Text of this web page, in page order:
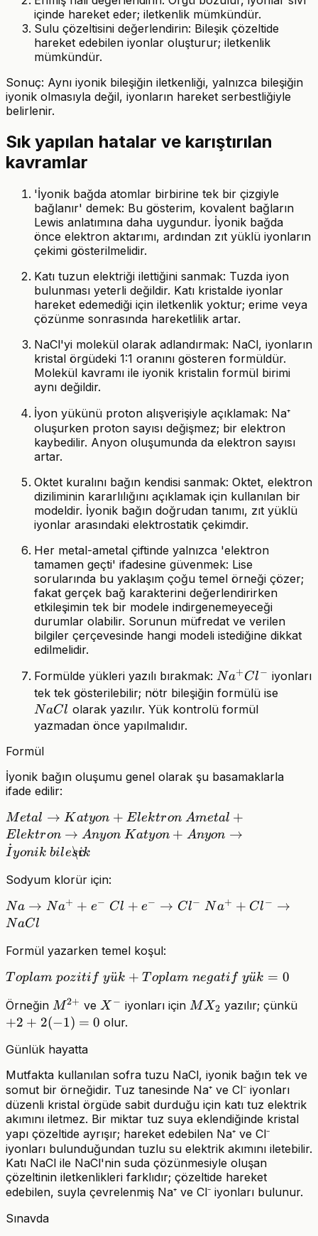
içinde hareket eder; iletkenlik mümkündür.
Sulu çözeltisini değerlendirin: Bileşik çözeltide
hareket edebilen iyonlar oluşturur; iletkenlik
mümkündür.
Sonuç: Aynı iyonik bileşiğin iletkenliği, yalnızca bileşiğin
iyonik olmasıyla değil, iyonların hareket serbestliğiyle
belirlenir.
Sık yapılan hatalar ve karıştırılan
kavramlar
'İyonik bağda atomlar birbirine tek bir çizgiyle
bağlanır' demek: Bu gösterim, kovalent bağların
Lewis anlatımına daha uygundur. İyonik bağda
önce elektron aktarımı, ardından zıt yüklü iyonların
çekimi gösterilmelidir.
Katı tuzun elektriği ilettiğini sanmak: Tuzda iyon
bulunması yeterli değildir. Katı kristalde iyonlar
hareket edemediği için iletkenlik yoktur; erime veya
çözünme sonrasında hareketlilik artar.
NaCl'yi molekül olarak adlandırmak: NaCl, iyonların
kristal örgüdeki 1:1 oranını gösteren formüldür.
Molekül kavramı ile iyonik kristalin formül birimi
aynı değildir.
İyon yükünü proton alışverişiyle açıklamak: Na⁺
oluşurken proton sayısı değişmez; bir elektron
kaybedilir. Anyon oluşumunda da elektron sayısı
artar.
Oktet kuralını bağın kendisi sanmak: Oktet, elektron
diziliminin kararlılığını açıklamak için kullanılan bir
modeldir. İyonik bağın doğrudan tanımı, zıt yüklü
iyonlar arasındaki elektrostatik çekimdir.
Her metal-ametal çiftinde yalnızca 'elektron
tamamen geçti' ifadesine güvenmek: Lise
sorularında bu yaklaşım çoğu temel örneği çözer;
fakat gerçek bağ karakterini değerlendirirken
etkileşimin tek bir modele indirgenemeyeceği
durumlar olabilir. Sorunun müfredat ve verilen
bilgiler çerçevesinde hangi modeli istediğine dikkat
edilmelidir.
Formülde yükleri yazılı bırakmak: Na^+Cl^-
Na+Cl− iyonları
tek tek gösterilebilir; nötr bileşiğin formülü ise
NaCl olarak yazılır. Yük kontrolü formül
yazmadan önce yapılmalıdır.
Formül
İyonik bağın oluşumu genel olarak şu basamaklarla
ifade edilir:
Metal
\rightarrow
Katyon +
Metal → K atyon + Elektron Ametal +
Elektron
Ametal +
Elektron → Anyon Katyon +
bileşik
Katyon + Anyon →
I˙yonik biles
\cik
Sodyum klorür için:
Na
\rightarrow
Na → Na+ + e− Cl + e^-
Cl + e− → Cl− Na^+ +
Na+ + Cl− →
NaCl
Formül yazarken temel koşul:
Toplam\
yük +
Toplam\
negatif\
yük = 0
T oplam poziti f yu
¨k + T oplam negati f yu
¨k = 0
Örneğin M^{2+}
M2+ veX^-
X − iyonları için MX_2
MX2 yazılır; çünkü
+2 + 2(−1) = 0 olur.
Günlük hayatta
Mutfakta kullanılan sofra tuzu NaCl, iyonik bağın tek ve
somut bir örneğidir. Tuz tanesinde Na⁺ ve Cl⁻ iyonları
düzenli kristal örgüde sabit durduğu için katı tuz elektrik
akımını iletmez. Bir miktar tuz suya eklendiğinde kristal
yapı çözeltide ayrışır; hareket edebilen Na⁺ ve Cl⁻
iyonları bulunduğundan tuzlu su elektrik akımını iletebilir.
Katı NaCl ile NaCl'nin suda çözünmesiyle oluşan
çözeltinin iletkenlikleri farklıdır; çözeltide hareket
edebilen, suyla çevrelenmiş Na⁺ ve Cl⁻ iyonları bulunur.
Sınavda